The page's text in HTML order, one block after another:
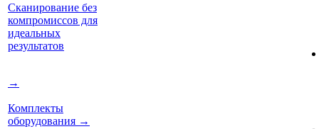
Сканирование без
компромиссов для
идеальных
результатов
→
Комплекты
оборудования →